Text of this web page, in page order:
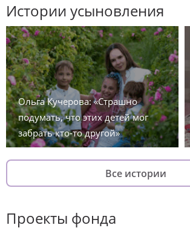
Истории усыновления
Ольга Кучерова: «Страшно
подумать, что этих детей мог
забрать кто-то другой»
Все истории
Проекты фонда